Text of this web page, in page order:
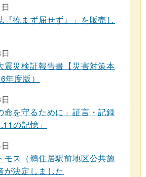
『撓まず屈せず』」を販売し
震災検証報告書【災害対策本
度版）
命を守るために」証言・記録
の記憶」
モス（鵜住居駅前地区公共施
が決定しました